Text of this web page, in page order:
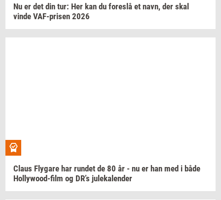
Nu er det din tur: Her kan du fo­re­slå et navn, der skal
vinde VAF-​prisen 2026
Claus Fly­ga­re har run­det de 80 år - nu er han med i både
Hollywood-​film og DR’s ju­le­ka­len­der